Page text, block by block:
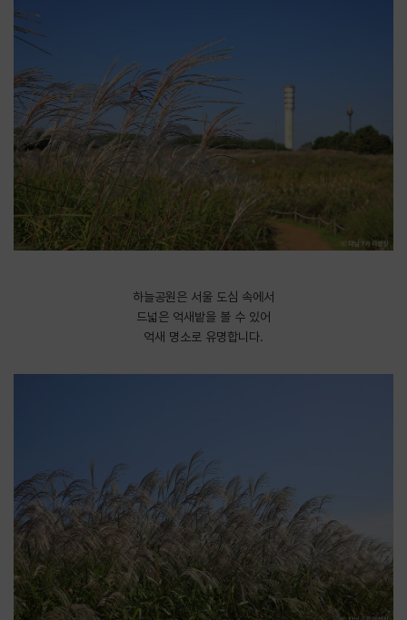
하늘공원은 서울 도심 속에서
드넓은 억새밭을 볼 수 있어
억새 명소로 유명합니다.